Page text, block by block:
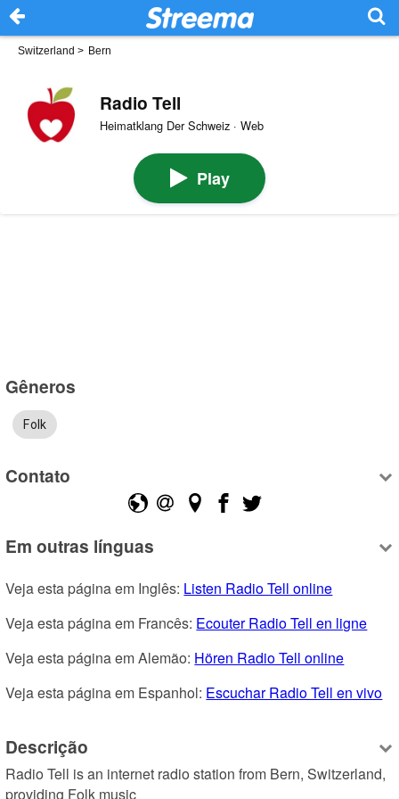
Switzerland > Bern
Radio Tell
Heimatklang Der Schweiz · Web
Play
Gêneros
Folk
Contato
Em outras línguas
Veja esta página em Inglês: Listen Radio Tell online
Veja esta página em Francês: Ecouter Radio Tell en ligne
Veja esta página em Alemão: Hören Radio Tell online
Veja esta página em Espanhol: Escuchar Radio Tell en vivo
Descrição
Radio Tell is an internet radio station from Bern, Switzerland,
providing Folk music